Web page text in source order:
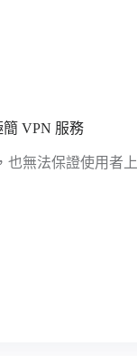
VPN 服務
也無法保證使用者上